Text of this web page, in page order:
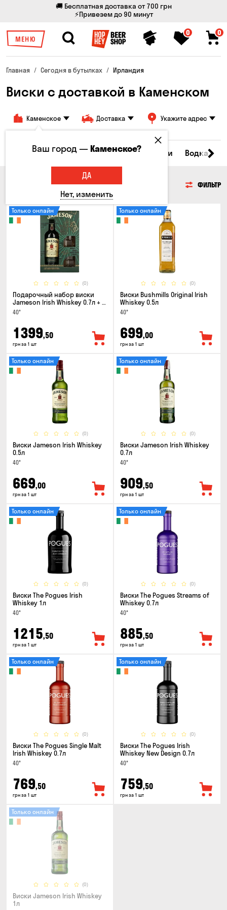
🚚 Бесплатная доставка от 700 грн
⚡Привезем до 90 минут
МЕНЮ
0 0
Главная Сегодня в бутылках Ирландия
Виски с доставкой в Каменском
Каменское Доставка Укажите адрес
Сидр Вино Виски Коктейли Водка
ФИЛЬТР
(0)
Только онлайн
Подарочный набор виски
Jameson Irish Whiskey 0.7л + 2
стакана
40°
1399,50
грн за 1 шт
(0)
Только онлайн
Виски Bushmills Original Irish
Whiskey 0.5л
40°
699,00
грн за 1 шт
(0)
Только онлайн
Виски Jameson Irish Whiskey
0.5л
40°
669,00
грн за 1 шт
(0)
Только онлайн
Виски Jameson Irish Whiskey
0.7л
40°
909,50
грн за 1 шт
(0)
Только онлайн
Виски The Pogues Irish
Whiskey 1л
40°
1215,50
грн за 1 шт
(0)
Только онлайн
Виски The Pogues Streams of
Whiskey 0.7л
40°
885,50
грн за 1 шт
(0)
Только онлайн
Виски The Pogues Single Malt
Irish Whiskey 0.7л
40°
769,50
грн за 1 шт
(0)
Только онлайн
Виски The Pogues Irish
Whiskey New Design 0.7л
40°
759,50
грн за 1 шт
(0)
Только онлайн
Виски Jameson Irish Whiskey
1л
Ваш город —Каменское?
ДА
Нет, изменить